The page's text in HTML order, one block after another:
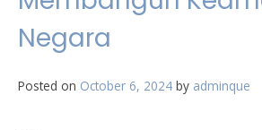
Negara
Posted on October 6, 2024 by adminque